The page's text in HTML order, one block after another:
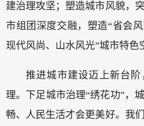
建治理攻坚；塑造城市风貌，
市组团深度交融，塑造“省会风
现代风尚、山水风光”城市特色
推进城市建设迈上新台
理。下足城市治理“绣花功”，
畅、人民生活才会更美好。我